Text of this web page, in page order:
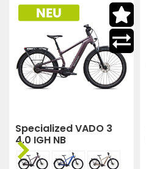
Specialized VADO 3
5.0 IGH NB